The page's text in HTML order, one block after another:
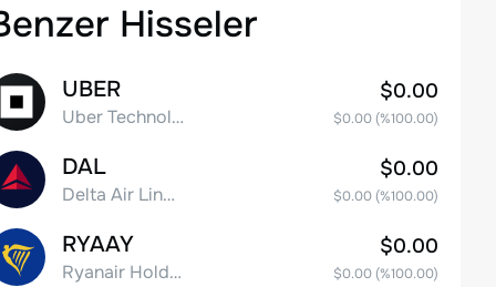
Hisseler
UBER
Uber Technologies, Inc.
$0.00
$0.00(%100.00)
DAL
Delta Air Lines, Inc.
$0.00
$0.00(%100.00)
RYAAY
Ryanair Holdings plc American Depositary Shares
$0.00
$0.00(%100.00)